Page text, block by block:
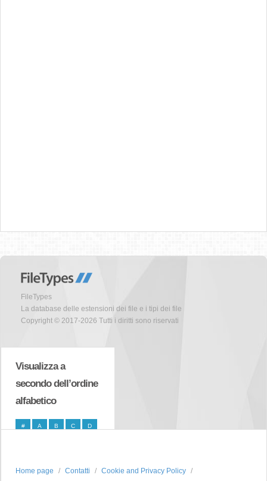
FileTypes
La database delle estensioni dei file e i tipi dei file
Copyright © 2017-2026 Tutti i diritti sono riservati
Visualizza a
secondo dell’ordine
alfabetico
# A B C D
Home page Contatti Cookie and Privacy Policy